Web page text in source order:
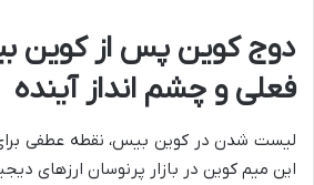
دوج کوین پس از
فعلی و چشم انداز آینده
لیست شدن در کوین بیس، نقطه عطفی برای
این میم کوین در بازار پرنوسان ارزهای